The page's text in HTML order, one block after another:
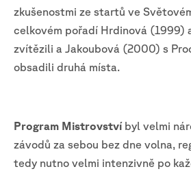
zkušenostmi ze startů ve
celkovém pořadí Hrdinová (1999)
zvítězili a Jakoubová (2000) s
obsadili druhá místa.
Program Mistrovstvíbyl velmi
závodů za sebou bez dne volna,
tedy nutno velmi intenzivně po